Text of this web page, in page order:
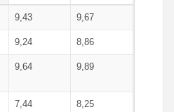
9,43 9,67
9,24 8,86
9,64 9,89
7,44 8,25